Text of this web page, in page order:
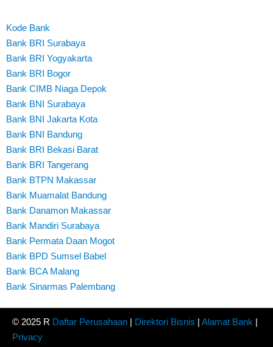
Kode Bank
Bank BRI Surabaya
Bank BRI Yogyakarta
Bank BRI Bogor
Bank CIMB Niaga Depok
Bank BNI Surabaya
Bank BNI Jakarta Kota
Bank BNI Bandung
Bank BRI Bekasi Barat
Bank BRI Tangerang
Bank BTPN Makassar
Bank Muamalat Bandung
Bank Danamon Makassar
Bank Mandiri Surabaya
Bank Permata Daan Mogot
Bank BPD Sumsel Babel
Bank BCA Malang
Bank Sinarmas Palembang
© 2025 R Daftar Perusahaan | Direktori Bisnis | Alamat Bank |
Privacy